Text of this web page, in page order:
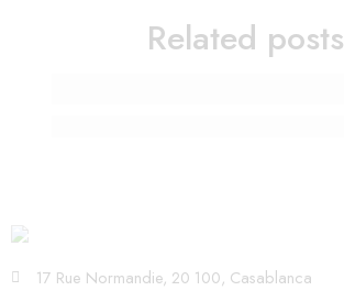
Related posts
17 Rue Normandie, 20 100, Casablanca